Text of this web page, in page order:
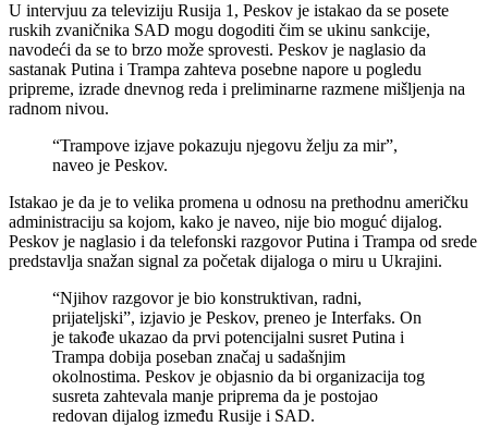
U intervjuu za televiziju Rusija 1, Peskov je istakao da se posete
ruskih zvaničnika SAD mogu dogoditi čim se ukinu sankcije,
navodeći da se to brzo može sprovesti. Peskov je naglasio da
sastanak Putina i Trampa zahteva posebne napore u pogledu
pripreme, izrade dnevnog reda i preliminarne razmene mišljenja na
radnom nivou.
“Trampove izjave pokazuju njegovu želju za mir”,
naveo je Peskov.
Istakao je da je to velika promena u odnosu na prethodnu američku
administraciju sa kojom, kako je naveo, nije bio moguć dijalog.
Peskov je naglasio i da telefonski razgovor Putina i Trampa od srede
predstavlja snažan signal za početak dijaloga o miru u Ukrajini.
“Njihov razgovor je bio konstruktivan, radni,
prijateljski”, izjavio je Peskov, preneo je Interfaks. On
je takođe ukazao da prvi potencijalni susret Putina i
Trampa dobija poseban značaj u sadašnjim
okolnostima. Peskov je objasnio da bi organizacija tog
susreta zahtevala manje priprema da je postojao
redovan dijalog između Rusije i SAD.